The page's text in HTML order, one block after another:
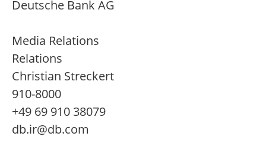
Deutsche Bank AG
Media Relations
Relations
Christian Streckert
910-8000
+49 69 910
db.ir@db.com